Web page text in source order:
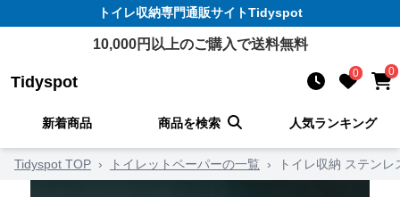
トイレ収納専門通販サイトTidyspot
10,000円以上のご購入で送料無料
Tidyspot 0 0
新着商品 商品を検索 人気ランキング
Tidyspot TOP › トイレットペーパーの一覧 › トイレ収納 ステン